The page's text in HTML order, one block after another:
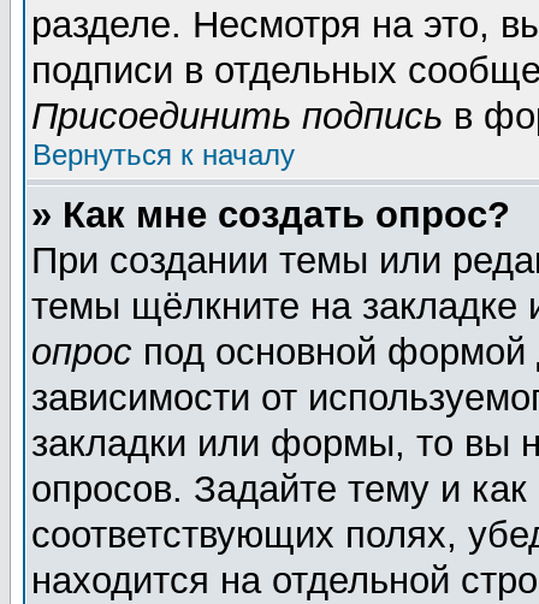
разделе. Несмотря на это,
подписи в отдельных
Присоединить подпись в
Вернуться к началу
» Как мне создать опрос?
При создании темы или
темы щёлкните на
опрос под основной
зависимости от
закладки или формы, то вы
опросов. Задайте тему и
соответствующих полях,
находится на отдельной